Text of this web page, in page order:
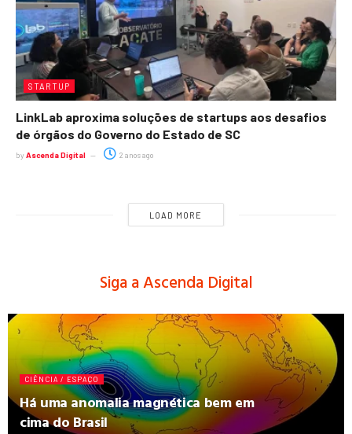
STARTUP
LinkLab aproxima soluções de startups aos desafios
de órgãos do Governo do Estado de SC
by Ascenda Digital 2 anos ago
LOAD MORE
Siga a Ascenda Digital
CIÊNCIA / ESPAÇO
Há uma anomalia magnética bem em
cima do Brasil